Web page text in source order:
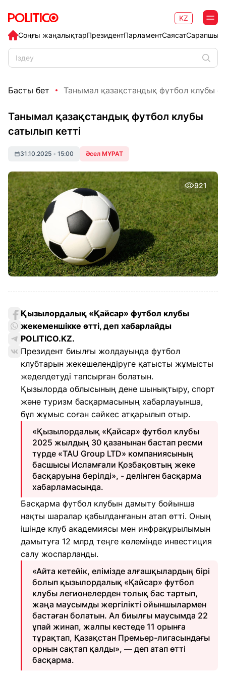
Соңғы жаңалықтарПрезидентПарламентСаясат
KZ
Басты бет Танымал қазақстандық футбол клубы
Танымал қазақстандық футбол клубы
сатылып кетті
31.10.2025 • 15:00 Әсел МҰРАТ
921
Қызылордалық «Қайсар» футбол клубы
жекеменшікке өтті, деп хабарлайды
POLITICO.KZ.
Президент биылғы жолдауында футбол
клубтарын жекешелендіруге қатысты жұмысты
жеделдетуді тапсырған болатын.
Қызылорда облысының дене шынықтыру, спорт
және туризм басқармасының хабарлауынша,
бұл жұмыс соған сәйкес атқарылып отыр.
«Қызылордалық «Қайсар» футбол клубы
2025 жылдың 30 қазанынан бастап ресми
түрде «TAU Group LTD» компаниясының
басшысы Исламғали Қозбақовтың жеке
басқаруына берілді», - делінген басқарма
хабарламасында.
Басқарма футбол клубын дамыту бойынша
нақты шаралар қабылданғанын атап өтті. Оның
ішінде клуб академиясы мен инфрақұрылымын
дамытуға 12 млрд теңге көлемінде инвестиция
салу жоспарланды.
«Айта кетейік, елімізде алғашқылардың бірі
болып қызылордалық «Қайсар» футбол
клубы легионелерден толық бас тартып,
жаңа маусымды жергілікті ойыншылармен
бастаған болатын. Ал биылғы маусымда 22
ұпай жинап, жалпы кестеде 11 орынға
тұрақтап, Қазақстан Премьер-лигасындағы
орнын сақтап қалды», — деп атап өтті
басқарма.